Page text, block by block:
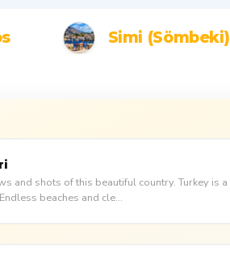
Simi (Sömbeki)
and shots of this beautiful country. Turkey is a
beaches and cle...